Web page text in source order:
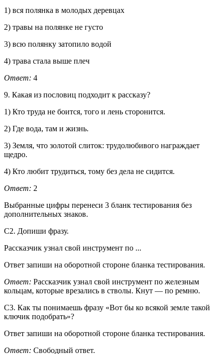
1) вся полянка в молодых деревцах
2) травы на полянке не густо
3) всю полянку затопило водой
4) трава стала выше плеч
Ответ: 4
9. Какая из пословиц подходит к рассказу?
1) Кто труда не боится, того и лень сторонится.
2) Где вода, там и жизнь.
3) Земля, что золотой слиток: трудолюбивого награждает
щедро.
4) Кто любит трудиться, тому без дела не сидится.
Ответ: 2
Выбранные цифры перенеси 3 бланк тестирования без
дополнительных знаков.
С2. Допиши фразу.
Рассказчик узнал свой инструмент по ...
Ответ запиши на оборотной стороне бланка тестирования.
Ответ: Рассказчик узнал свой инструмент по железным
кольцам, которые врезались в стволы. Кнут — по ремню.
С3. Как ты понимаешь фразу «Вот бы ко всякой земле такой
ключик подобрать»?
Ответ запиши на оборотной стороне бланка тестирования.
Ответ: Свободный ответ.